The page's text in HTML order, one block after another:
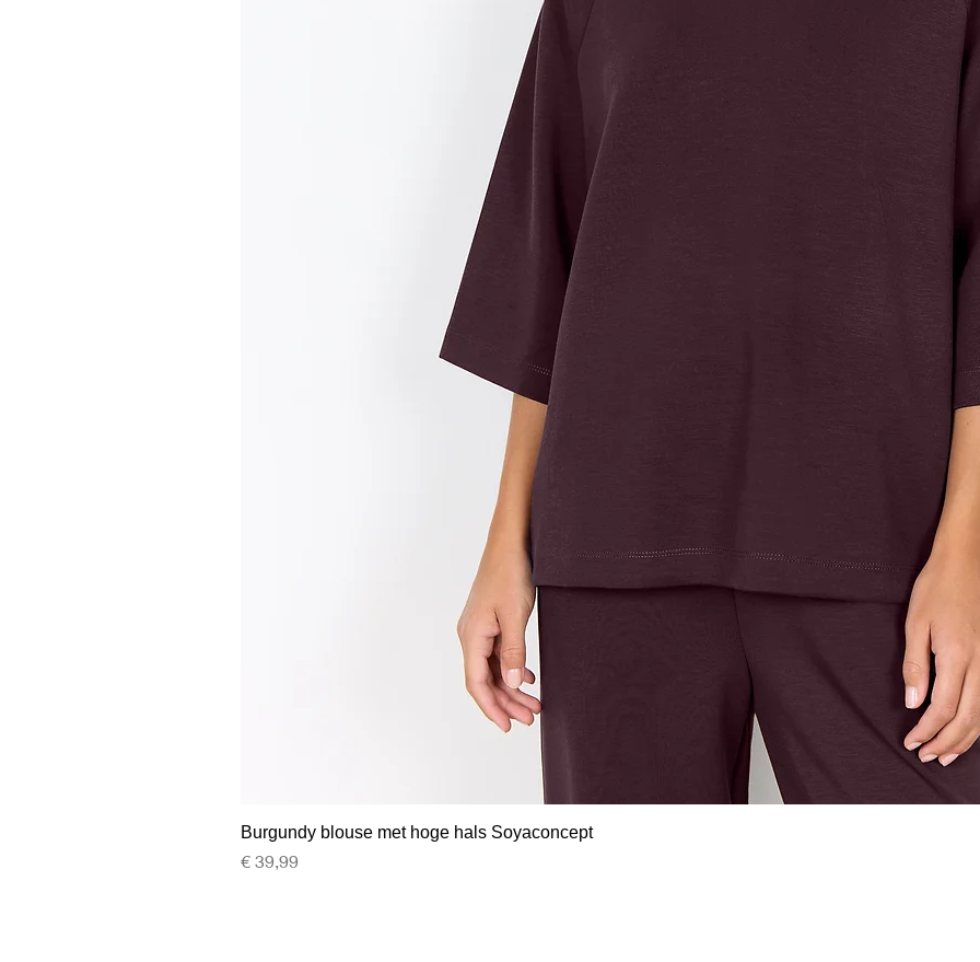
Burgundy blouse met hoge hals Soyaconcept
Prijs
€ 39,99